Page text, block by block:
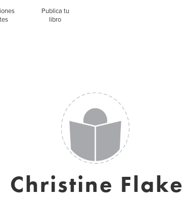
Publica tu
libro
Christine Flake